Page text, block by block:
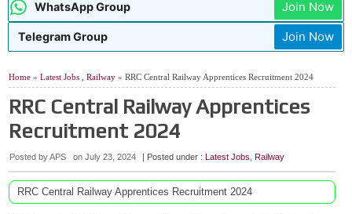
WhatsApp Group Join Now
Telegram Group Join Now
Home » Latest Jobs Railway » RRC Central Railway Apprentices Recruitment 2024
RRC Central Railway Apprentices
Recruitment 2024
Posted by APS on July 23, 2024 | Posted under : Latest Jobs Railway
RRC Central Railway Apprentices Recruitment 2024